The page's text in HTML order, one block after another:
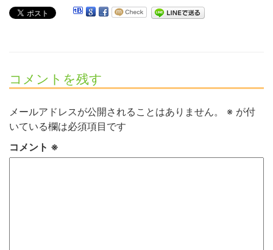
コメントを残す
メールアドレスが公開されることはありません。 ※ が付
いている欄は必須項目です
コメント ※